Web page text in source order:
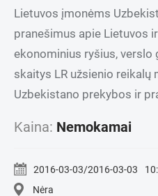
Lietuvos įmonėms
pranešimus apie Lietuvos
ekonominius ryšius, verslo
skaitys LR užsienio reikalų
Uzbekistano prekybos ir
Kaina: Nemokamai
2016-03-03/2016-03-03
Nėra